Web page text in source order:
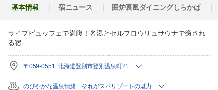
基本情報 宿ニュース 囲炉裏風ダイニングしらかば
ライブビュッフェで満腹！名湯とセルフロウリュサウナで癒され
る宿
〒059-0551 北海道登別市登別温泉町21
のびやかな温泉情緒 それがスパリゾートの魅力